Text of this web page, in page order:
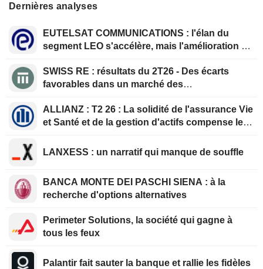
Dernières analyses
EUTELSAT COMMUNICATIONS : l'élan du
segment LEO s'accélère, mais l'amélioration de
SWISS RE : résultats du 2T26 - Des écarts
favorables dans un marché des
ALLIANZ : T2 26 : La solidité de l'assurance Vie
et Santé et de la gestion d'actifs compense le
LANXESS : un narratif qui manque de souffle
BANCA MONTE DEI PASCHI SIENA : à la
recherche d'options alternatives
Perimeter Solutions, la société qui gagne à
tous les feux
Palantir fait sauter la banque et rallie les fidèles